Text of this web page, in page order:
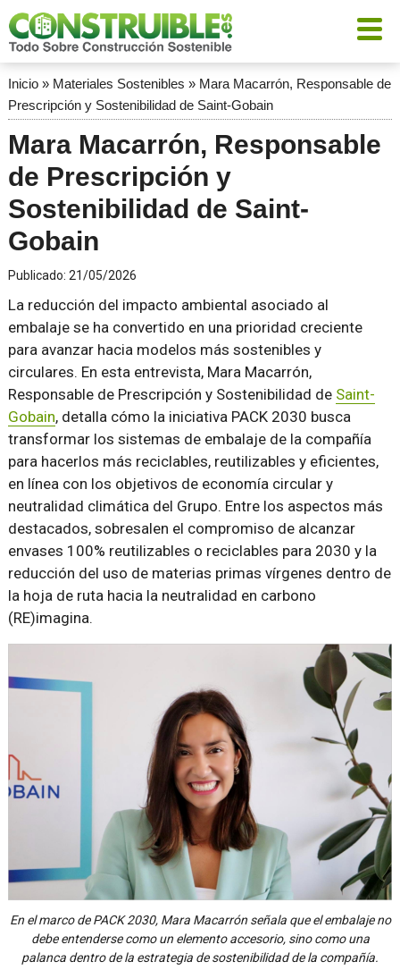
Inicio» Materiales Sostenibles » Mara Macarrón, Responsable de
Prescripción y Sostenibilidad de Saint-Gobain
Mara Macarrón, Responsable
de Prescripción y
Sostenibilidad de Saint-
Gobain
Publicado: 21/05/2026
La reducción del impacto ambiental asociado al
embalaje se ha convertido en una prioridad creciente
para avanzar hacia modelos más sostenibles y
circulares. En esta entrevista, Mara Macarrón,
Responsable de Prescripción y Sostenibilidad de Saint-
Gobain, detalla cómo la iniciativa PACK 2030 busca
transformar los sistemas de embalaje de la compañía
para hacerlos más reciclables, reutilizables y eficientes,
en línea con los objetivos de economía circular y
neutralidad climática del Grupo. Entre los aspectos más
destacados, sobresalen el compromiso de alcanzar
envases 100% reutilizables o reciclables para 2030 y la
reducción del uso de materias primas vírgenes dentro de
la hoja de ruta hacia la neutralidad en carbono
(RE)imagina.
En el marco de PACK 2030, Mara Macarrón señala que el embalaje no
debe entenderse como un elemento accesorio, sino como una
palanca dentro de la estrategia de sostenibilidad de la compañía.